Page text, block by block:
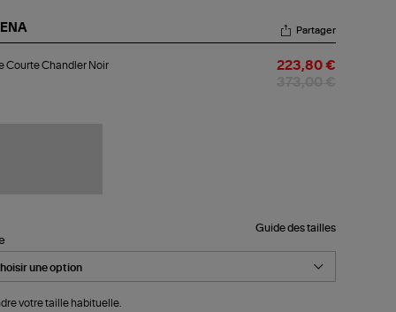
Partager
Courte Chandler Noir 223,80 €
Guide des tailles
votre taille habituelle.